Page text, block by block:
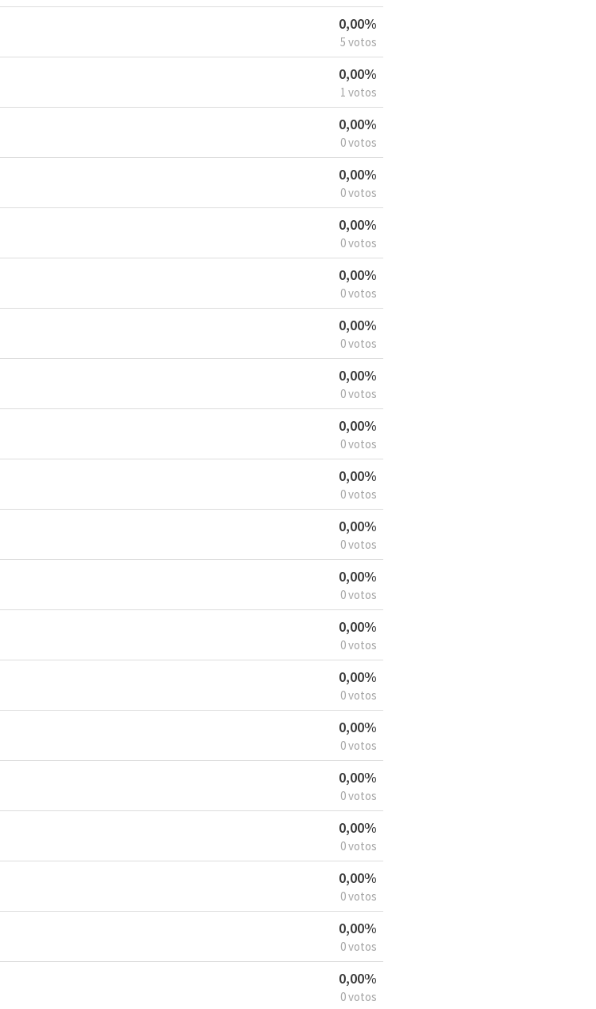
0,00%
5 votos
0,00%
1 votos
0,00%
0 votos
0,00%
0 votos
0,00%
0 votos
0,00%
0 votos
0,00%
0 votos
0,00%
0 votos
0,00%
0 votos
0,00%
0 votos
0,00%
0 votos
0,00%
0 votos
0,00%
0 votos
0,00%
0 votos
0,00%
0 votos
0,00%
0 votos
0,00%
0 votos
0,00%
0 votos
0,00%
0 votos
0,00%
0 votos